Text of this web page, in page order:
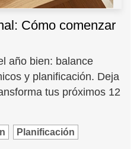
Cómo comenzar
año bien: balance
y planificación. Deja
tus próximos 12
Planificación